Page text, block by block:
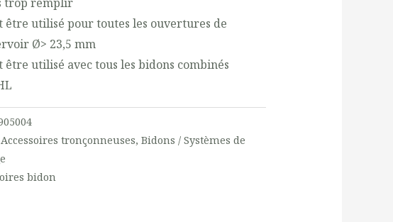
être utilisé pour toutes les ouvertures de
Ø> 23,5 mm
être utilisé avec tous les bidons combinés
Accessoires tronçonneuses,Bidons / Systèmes de
bidon